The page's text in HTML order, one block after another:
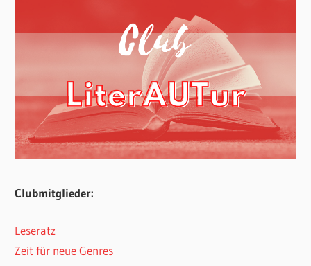
Clubmitglieder:
Leseratz
Zeit für neue Genres